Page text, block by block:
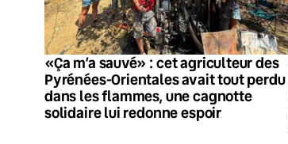
«Ça m’a sauvé» : cet agriculteur des
Pyrénées-Orientales avait tout perdu
dans les flammes, une cagnotte
solidaire lui redonne espoir